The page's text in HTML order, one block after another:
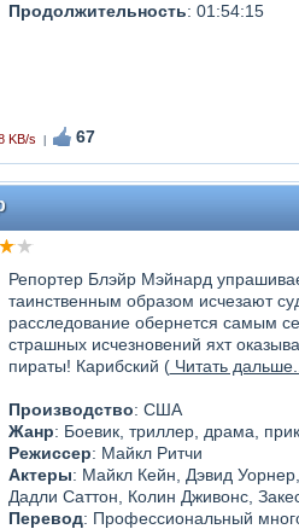
Продолжительность: 01:54:15
KB/s 67
Репортер Блэйр Мэйнард
таинственным образом исчезают
расследование обернется самым
страшных исчезновений яхт
пираты! Карибский (Читать
Производство: США
Жанр: Боевик, триллер, драма,
Режиссер: Майкл Ритчи
Актеры: Майкл Кейн, Дэвид
Дадли Саттон, Колин Дживонс,
Перевод: Профессиональный